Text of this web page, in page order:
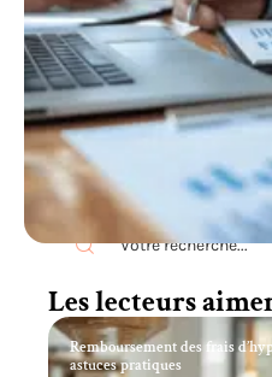
Recherche
Les lecteurs
Remboursement des frais
astuces pratiques